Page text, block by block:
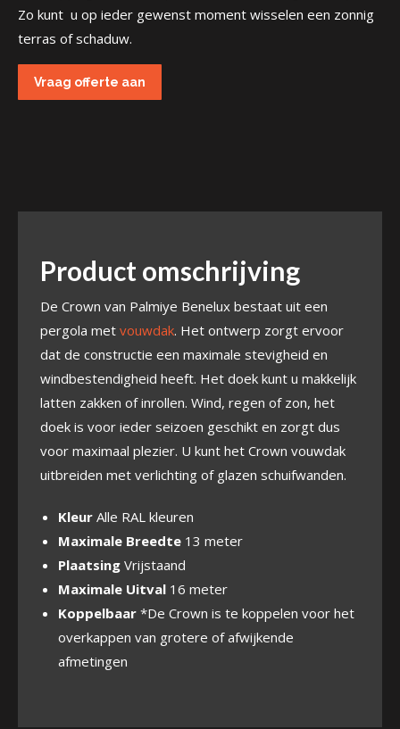
Zo kunt u op ieder gewenst moment wisselen een zonnig
terras of schaduw.
Vraag offerte aan
Product omschrijving
De Crown van Palmiye Benelux bestaat uit een
pergola met vouwdak. Het ontwerp zorgt ervoor
dat de constructie een maximale stevigheid en
windbestendigheid heeft. Het doek kunt u makkelijk
latten zakken of inrollen. Wind, regen of zon, het
doek is voor ieder seizoen geschikt en zorgt dus
voor maximaal plezier. U kunt het Crown vouwdak
uitbreiden met verlichting of glazen schuifwanden.
Kleur Alle RAL kleuren
Maximale Breedte 13 meter
Plaatsing Vrijstaand
Maximale Uitval 16 meter
Koppelbaar *De Crown is te koppelen voor het
overkappen van grotere of afwijkende
afmetingen